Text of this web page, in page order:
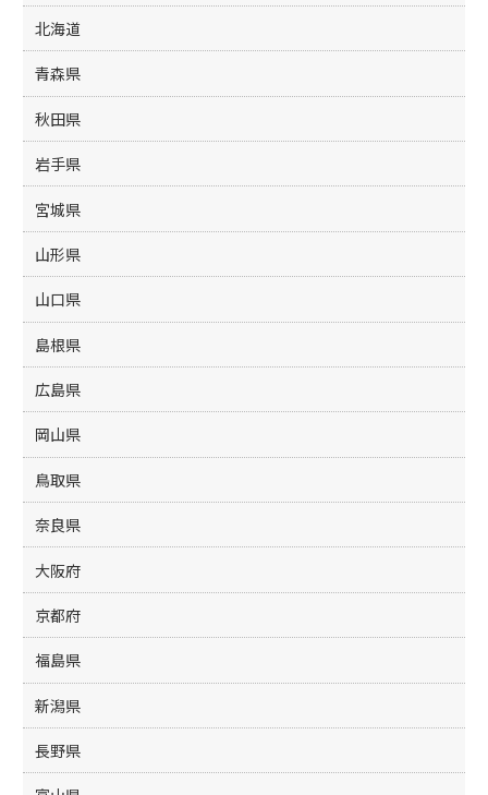
北海道
青森県
秋田県
岩手県
宮城県
山形県
山口県
島根県
広島県
岡山県
鳥取県
奈良県
大阪府
京都府
福島県
新潟県
長野県